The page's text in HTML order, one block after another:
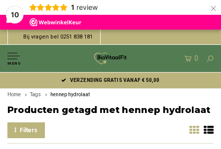
10
1 review ×
Bij vragen bel 0251 838 181
MENU
0
VERZENDING GRATIS VANAF € 50,00
Home Tags hennep hydrolaat
Producten getagd met hennep hydrolaat
Filters